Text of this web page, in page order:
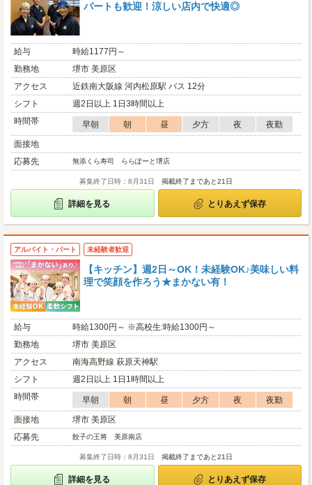
パートも歓迎！涼しい店内で快適◎
給与
時給1177円～
勤務地
堺市 美原区
アクセス
近鉄南大阪線 河内松原駅 バス 12分
シフト
週2日以上 1日3時間以上
時間帯
早朝 朝 昼 夕方 夜
夜勤
面接地
応募先
無添くら寿司 ららぽーと堺店
募集終了日時：8月31日 掲載終了まであと21日
詳細を見る とりあえず保存
アルバイト・パート 未経験者歓迎
【キッチン】週2日～OK！未経験OK♪美味しい料
理で笑顔を作ろう★まかない有！
給与
時給1300円～ ※高校生:時給1300円～
勤務地
堺市 美原区
アクセス
南海高野線 萩原天神駅
シフト
週2日以上 1日1時間以上
時間帯
早朝 朝 昼 夕方 夜
夜勤
面接地
堺市 美原区
応募先
餃子の王将 美原南店
募集終了日時：8月31日 掲載終了まであと21日
詳細を見る とりあえず保存